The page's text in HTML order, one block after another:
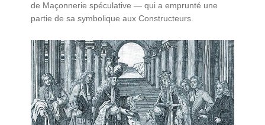
de Maçonnerie spéculative — qui a emprunté une
partie de sa symbolique aux Constructeurs.